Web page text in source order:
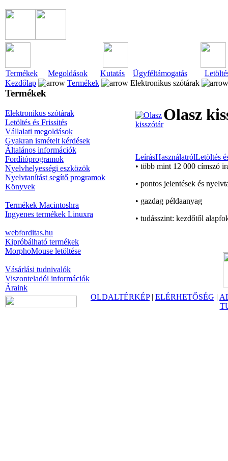
Termékek Megoldások Kutatás Ügyféltámogatás
Kezdőlap
Termékek Elektronikus szótárak
Termékek
Elektronikus szótárak
Letöltés és Frissités
Vállalati megoldások
Gyakran ismételt kérdések
Általános információk
Fordítóprogramok
Nyelvhelyességi eszközök
Nyelvtanítást segítő programok
Könyvek
Termékek Macintoshra
Ingyenes termékek Linuxra
webforditas.hu
Kipróbálható termékek
MorphoMouse letöltése
Vásárlási tudnivalók
Viszonteladói információk
Áraink
Olasz
LeírásHasználatrólLetöltés
• több mint 12 000 címszó
• pontos jelentések és
• gazdag példaanyag
• tudásszint: kezdőtől
OLDALTÉRKÉP| ELÉRHETŐSÉG |